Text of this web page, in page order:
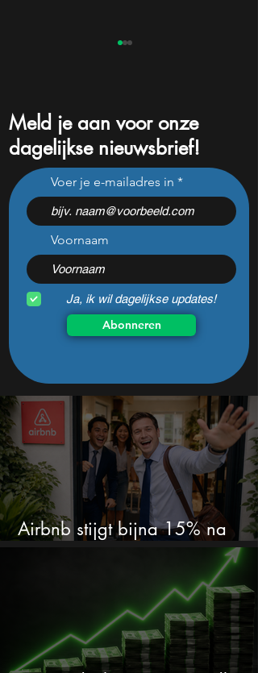
Dit aandeel oogt
spotgoedkoop voor
hoeveel het kan stijgen
Meld je aan voor onze
dagelijkse nieuwsbrief!
Voer je e-mailadres in
Voornaam
Ja, ik wil dagelijkse updates!
Abonneren
Airbnb stijgt bijna 15% na
cijfers: vooral dit AI-cijfer valt op